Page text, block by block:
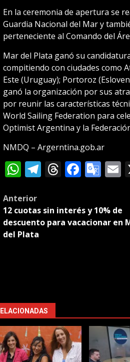
En la ceremonia de apertura se
Guardia Nacional del Mar y
perteneciente al Comando del
Mar del Plata ganó su
compitiendo con ciudades como
Este (Uruguay); Portoroz
ganó la organización por sus
por reunir las características
World Sailing Federation para
Optimist Argentina y la
NMDQ – Argerntina.gob.ar
WhatsApp
Telegram
Threads
Post
navigation
Anterior
12 cuotas sin interés y 10% de
descuento para vacacionar en
del Plata